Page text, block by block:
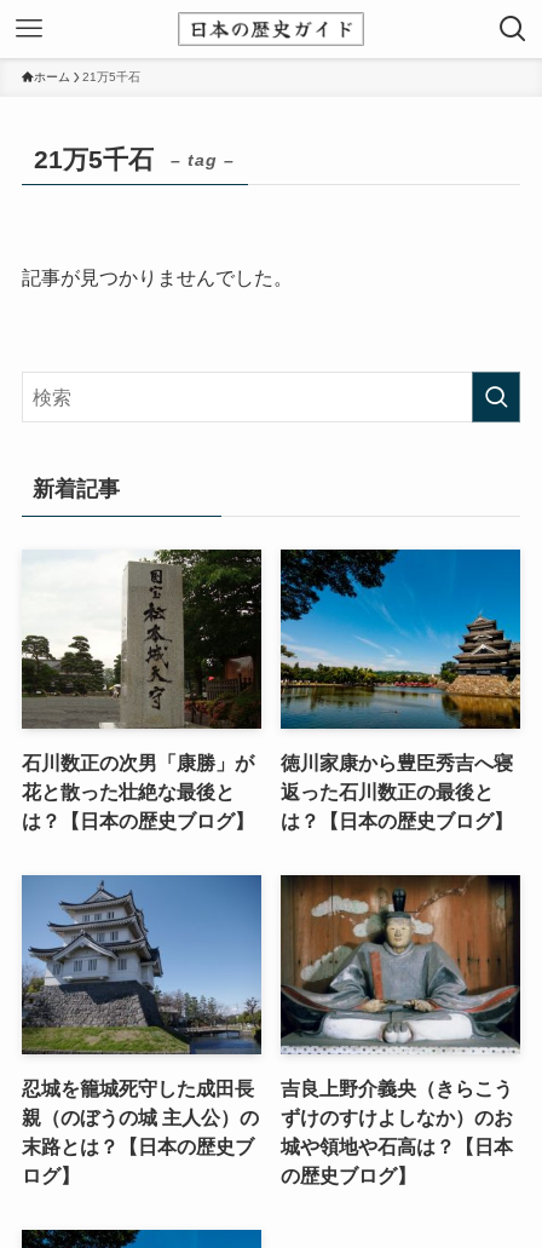
ホーム 21万5千石
21万5千石 – tag –
記事が見つかりませんでした。
新着記事
石川数正の次男「康勝」が
花と散った壮絶な最後と
は？【日本の歴史ブログ】
徳川家康から豊臣秀吉へ寝
返った石川数正の最後と
は？【日本の歴史ブログ】
忍城を籠城死守した成田長
親（のぼうの城 主人公）の
末路とは？【日本の歴史ブ
ログ】
吉良上野介義央（きらこう
ずけのすけよしなか）のお
城や領地や石高は？【日本
の歴史ブログ】